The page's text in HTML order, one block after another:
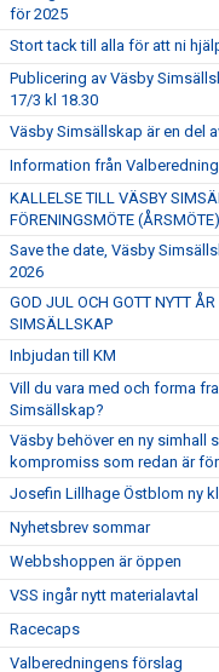
för 2025
Stort tack till alla för att ni
Publicering av Väsby
17/3 kl 18.30
Väsby Simsällskap är en del
Information från
KALLELSE TILL VÄSBY
FÖRENINGSMÖTE
Save the date, Väsby
2026
GOD JUL OCH GOTT NYTT
SIMSÄLLSKAP
Inbjudan till KM
Vill du vara med och forma
Simsällskap?
Väsby behöver en ny simhall
kompromiss som redan är
Josefin Lillhage Östblom ny
Nyhetsbrev sommar
Webbshoppen är öppen
VSS ingår nytt materialavtal
Racecaps
Valberedningens förslag